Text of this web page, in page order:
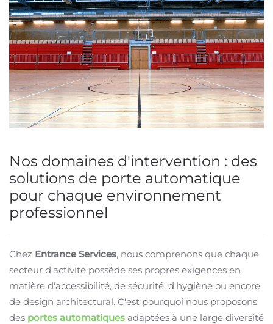
Nos domaines d'intervention : des
solutions de porte automatique
pour chaque environnement
professionnel
Chez Entrance Services, nous comprenons que chaque
secteur d'activité possède ses propres exigences en
matière d'accessibilité, de sécurité, d'hygiène ou encore
de design architectural. C'est pourquoi nous proposons
des portes automatiques adaptées à une large diversité